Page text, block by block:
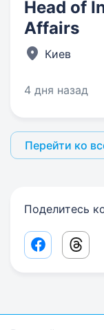
Head of
Affairs
Киев
4 дня назад
Перейти ко
Поделитесь
Facebook